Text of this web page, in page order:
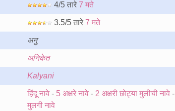
4/5 तारे 7 मते
3.5/5 तारे 7 मते
अनु
अनिकेत
Kalyani
हिंदू नावे- 5 अक्षरे नावे- 2 अक्षरी छोट्या मुलीची नावे-
मुलगी नावे